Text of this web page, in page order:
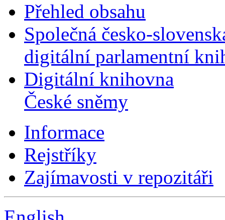
Přehled obsahu
Společná česko-
digitální parlamentní
Digitální knihovna
České sněmy
Informace
Rejstříky
Zajímavosti v repozitáři